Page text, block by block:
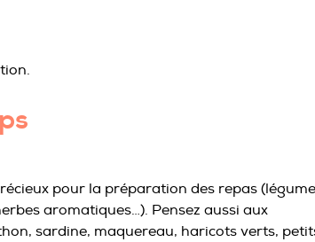
pour la préparation des repas
aromatiques…). Pensez aussi aux
sardine, maquereau, haricots verts,